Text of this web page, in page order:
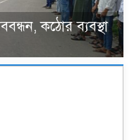
কঠোর ব্যবস্থা